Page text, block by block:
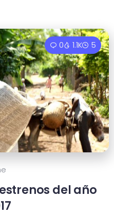
0 1.1K 5
del año